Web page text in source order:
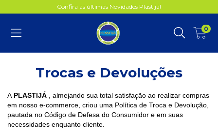
Confira as últimas Novidades Plastijá!
0
Trocas e Devoluções
A PLASTIJÁ , almejando sua total satisfação ao realizar compras
em nosso e-commerce, criou uma Política de Troca e Devolução,
pautada no Código de Defesa do Consumidor e em suas
necessidades enquanto cliente.